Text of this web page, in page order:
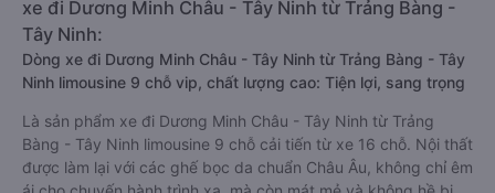
xe đi Dương Minh Châu - Tây Ninh từ Trảng Bàng -
Tây Ninh:
Dòng xe đi Dương Minh Châu - Tây Ninh từ Trảng Bàng - Tây
Ninh limousine 9 chỗ vip, chất lượng cao: Tiện lợi, sang trọng
Là sản phẩm xe đi Dương Minh Châu - Tây Ninh từ Trảng
Bàng - Tây Ninh limousine 9 chỗ cải tiến từ xe 16 chỗ. Nội thất
được làm lại với các ghế bọc da chuẩn Châu Âu, không chỉ êm